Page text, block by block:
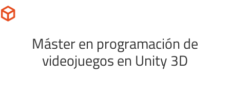
Máster en programación de
videojuegos en Unity 3D